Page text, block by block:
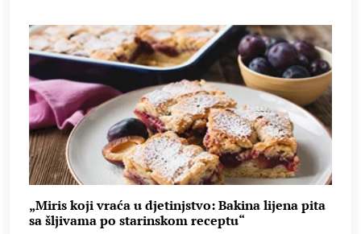
„Miris koji vraća u djetinjstvo: Bakina lijena pita
sa šljivama po starinskom receptu“